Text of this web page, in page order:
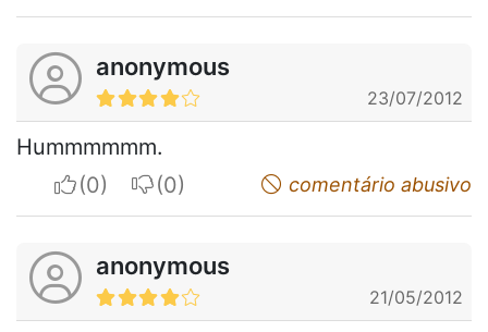
anonymous
23/07/2012
Hummmmmm.
I apreciateI do not appreciatecomentário abusivo
anonymous
21/05/2012